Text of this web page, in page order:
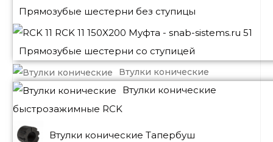
Прямозубые шестерни без ступицы
Прямозубые шестерни со ступицей
Втулки конические
Втулки конические
быстрозажимные RCK
Втулки конические Тапербуш